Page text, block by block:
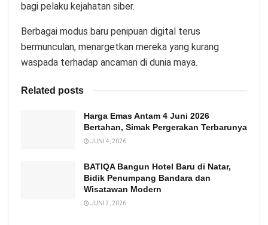
bagi pelaku kejahatan siber.
Berbagai modus baru penipuan digital terus
bermunculan, menargetkan mereka yang kurang
waspada terhadap ancaman di dunia maya.
Related posts
Harga Emas Antam 4 Juni 2026
Bertahan, Simak Pergerakan Terbarunya
JUNI 4, 2026
BATIQA Bangun Hotel Baru di Natar,
Bidik Penumpang Bandara dan
Wisatawan Modern
JUNI 3, 2026